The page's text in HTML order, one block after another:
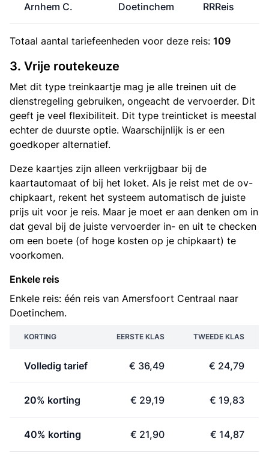
Arnhem C. Doetinchem RRReis
Totaal aantal tariefeenheden voor deze reis: 109
3. Vrije routekeuze
Met dit type treinkaartje mag je alle treinen uit de
dienstregeling gebruiken, ongeacht de vervoerder. Dit
geeft je veel flexibiliteit. Dit type treinticket is meestal
echter de duurste optie. Waarschijnlijk is er een
goedkoper alternatief.
Deze kaartjes zijn alleen verkrijgbaar bij de
kaartautomaat of bij het loket. Als je reist met de ov-
chipkaart, rekent het systeem automatisch de juiste
prijs uit voor je reis. Maar je moet er aan denken om in
dat geval bij de juiste vervoerder in- en uit te checken
om een boete (of hoge kosten op je chipkaart) te
voorkomen.
Enkele reis
Enkele reis: één reis van Amersfoort Centraal naar
Doetinchem.
KORTING EERSTE KLAS TWEEDE KLAS
Volledig tarief € 36,49 € 24,79
20% korting € 29,19 € 19,83
40% korting € 21,90 € 14,87